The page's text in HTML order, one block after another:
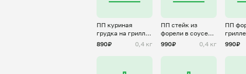
ПП куриная
грудка на грилле
с тартаром из
890₽ 0,4 кг
ПП стейк из
форели в соусе
терияки с
990₽ 0,4 кг
ПП
990₽